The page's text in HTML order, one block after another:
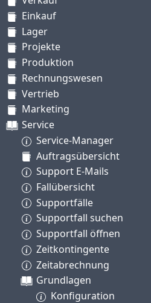
Einkauf
Lager
Projekte
Produktion
Rechnungswesen
Vertrieb
Marketing
Service
Service-Manager
Auftragsübersicht
Support E-Mails
Fallübersicht
Supportfälle
Supportfall suchen
Supportfall öffnen
Zeitkontingente
Zeitabrechnung
Grundlagen
Konfiguration